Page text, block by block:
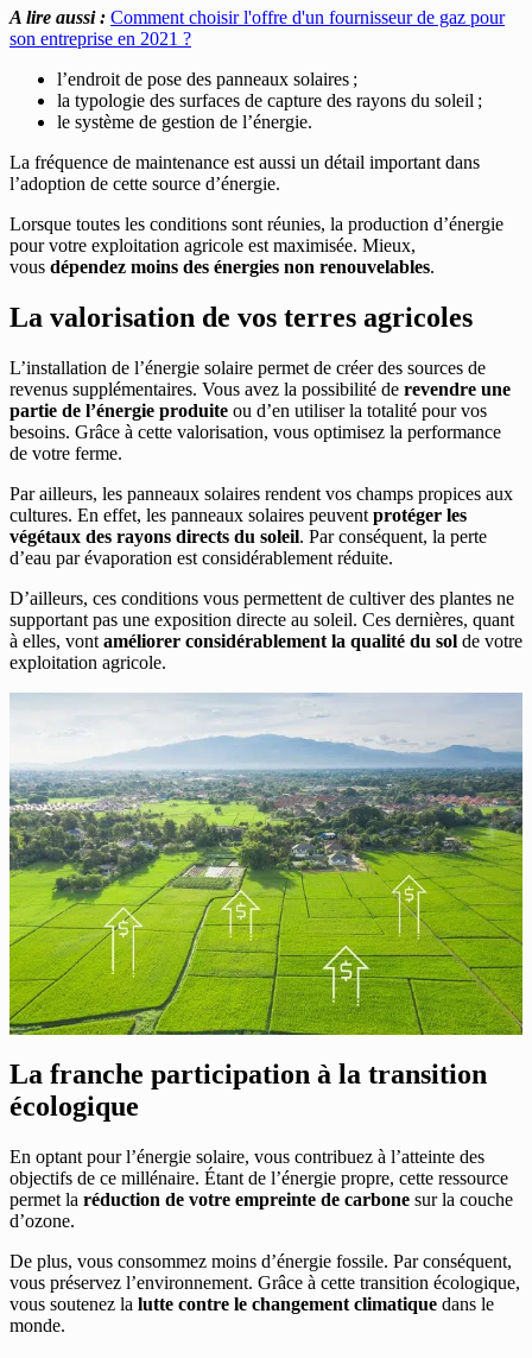
A lire aussi : Comment choisir l'offre d'un fournisseur de gaz pour
son entreprise en 2021 ?
l’endroit de pose des panneaux solaires ;
la typologie des surfaces de capture des rayons du soleil ;
le système de gestion de l’énergie.
La fréquence de maintenance est aussi un détail important dans
l’adoption de cette source d’énergie.
Lorsque toutes les conditions sont réunies, la production d’énergie
pour votre exploitation agricole est maximisée. Mieux,
vous dépendez moins des énergies non renouvelables.
La valorisation de vos terres agricoles
L’installation de l’énergie solaire permet de créer des sources de
revenus supplémentaires. Vous avez la possibilité de revendre une
partie de l’énergie produite ou d’en utiliser la totalité pour vos
besoins. Grâce à cette valorisation, vous optimisez la performance
de votre ferme.
Par ailleurs, les panneaux solaires rendent vos champs propices aux
cultures. En effet, les panneaux solaires peuvent protéger les
végétaux des rayons directs du soleil. Par conséquent, la perte
d’eau par évaporation est considérablement réduite.
D’ailleurs, ces conditions vous permettent de cultiver des plantes ne
supportant pas une exposition directe au soleil. Ces dernières, quant
à elles, vont améliorer considérablement la qualité du sol de votre
exploitation agricole.
La franche participation à la transition
écologique
En optant pour l’énergie solaire, vous contribuez à l’atteinte des
objectifs de ce millénaire. Étant de l’énergie propre, cette ressource
permet la réduction de votre empreinte de carbone sur la couche
d’ozone.
De plus, vous consommez moins d’énergie fossile. Par conséquent,
vous préservez l’environnement. Grâce à cette transition écologique,
vous soutenez la lutte contre le changement climatique dans le
monde.